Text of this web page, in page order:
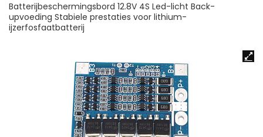
Batterijbeschermingsbord 12.8V 4S Led-licht Back-
upvoeding Stabiele prestaties voor lithium-
ijzerfosfaatbatterij